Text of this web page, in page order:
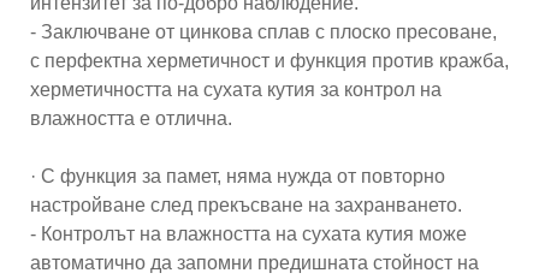
- Заключване от цинкова сплав с плоско пресоване,
с перфектна херметичност и функция против кражба,
херметичността на сухата кутия за контрол на
влажността е отлична.
· С функция за памет, няма нужда от повторно
настройване след прекъсване на захранването.
- Контролът на влажността на сухата кутия може
автоматично да запомни предишната стойност на